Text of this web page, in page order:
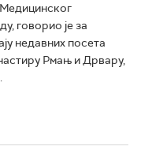
говорио је за
недавних посета
Рмањ и Дрвару,